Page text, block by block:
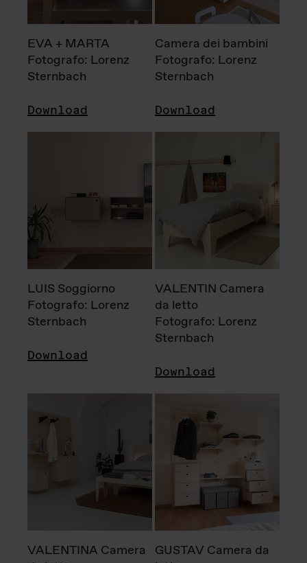
EVA + MARTA
Fotografo: Lorenz
Sternbach
Download
Camera dei bambini
Fotografo: Lorenz
Sternbach
Download
LUIS Soggiorno
Fotografo: Lorenz
Sternbach
Download
VALENTIN Camera
da letto
Fotografo: Lorenz
Sternbach
Download
VALENTINA Camera
GUSTAV Camera da